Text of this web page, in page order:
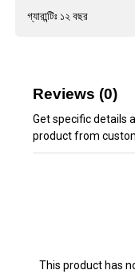
গ্যারান্টিঃ ১২ বছর
Reviews (0)
Get specific details
product from
This product has